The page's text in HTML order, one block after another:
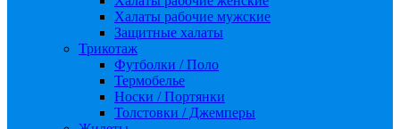
Халаты рабочие мужские
Защитные халаты
Трикотаж
Футболки / Поло
Термобелье
Носки / Портянки
Толстовки / Джемперы